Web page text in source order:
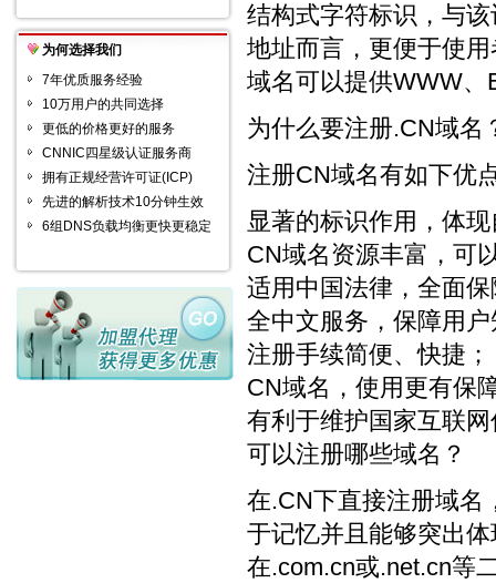
为何选择我们
7年优质服务经验
10万用户的共同选择
更低的价格更好的服务
CNNIC四星级认证服务商
拥有正规经营许可证(ICP)
先进的解析技术10分钟生效
6组DNS负载均衡更快更稳定
结构式字符标识，与
地址而言，更便于使
域名可以提供WWW
为什么要注册.CN域名
注册CN域名有如下优
显著的标识作用，体
CN域名资源丰富，可
适用中国法律，全面
全中文服务，保障用
注册手续简便、快捷；
CN域名，使用更有保
有利于维护国家互联
可以注册哪些域名？
在.CN下直接注册域名
于记忆并且能够突出
在.com.cn或.net.cn等